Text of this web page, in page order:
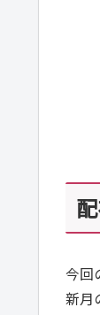
今回
新月